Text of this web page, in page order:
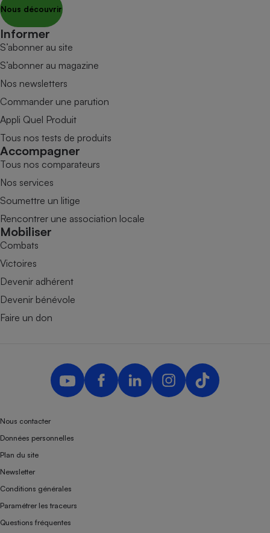
Nous découvrir
Informer
S’abonner au site
S’abonner au magazine
Nos newsletters
Commander une parution
Appli Quel Produit
Tous nos tests de produits
Accompagner
Tous nos comparateurs
Nos services
Soumettre un litige
Rencontrer une association locale
Mobiliser
Combats
Victoires
Devenir adhérent
Devenir bénévole
Faire un don
Nous contacter
Données personnelles
Plan du site
Newsletter
Conditions générales
Paramétrer les traceurs
Questions fréquentes